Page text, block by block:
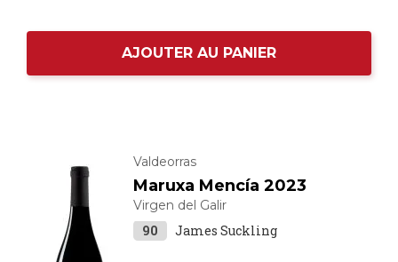
AJOUTER AU PANIER
Valdeorras
Maruxa Mencía 2023
Virgen del Galir
90 James Suckling